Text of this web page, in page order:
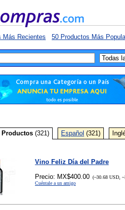
Más Recientes 50 Productos Más
(321) Español (321)
Vino Feliz Día del Padre
Precio: MX$400.00 (~30.68 USD,
Cuéntale a un amigo